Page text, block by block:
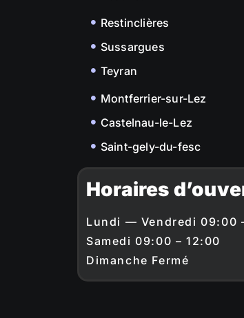
Restinclières
Sussargues
Teyran
Montferrier-sur-Lez
Castelnau-le-Lez
Saint-gely-du-fesc
Horaires
Lundi — Vendredi 09:00
Samedi 09:00 – 12:00
Dimanche Fermé